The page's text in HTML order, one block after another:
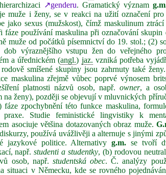
↗genderu. Gramatický význam
muže i ženy, se v reakci na užití označení
jako sexus (mužskost), čímž maskulinum
fáze používání maskulina při označování skupin
muže od počátků písemnictví do 19. stol.; (2)
výraznějšího vstupu žen do veřejného
a úřednickém (angl.) jaz. vzniká potřeba
rodově smíšené skupiny jsou zahrnuty také
maskulina zřejmě vůbec poprvé výnosem
platnosti názvů osob, např. owner, a
ženy), později se objevují v mluvnických
fáze zpochybnění této funkce maskulina,
Studie feministické lingvistiky k
asociuje většina dotazovaných obraz muže.
používá uvážlivěji a alternuje s jinými
jazykové politice. Alternativyg.m. se tvoří
např.studenti a studentky, (b) rodovou
osob, např. studentská obec. Č. analýzy
situaci v Německu, kde se rovného